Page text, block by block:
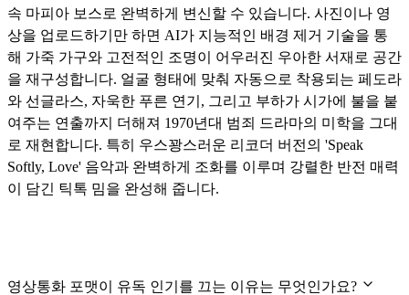
속 마피아 보스로 완벽하게 변신할 수 있습니다. 사진이나 영
상을 업로드하기만 하면 AI가 지능적인 배경 제거 기술을 통
해 가죽 가구와 고전적인 조명이 어우러진 우아한 서재로 공간
을 재구성합니다. 얼굴 형태에 맞춰 자동으로 착용되는 페도라
와 선글라스, 자욱한 푸른 연기, 그리고 부하가 시가에 불을 붙
여주는 연출까지 더해져 1970년대 범죄 드라마의 미학을 그대
로 재현합니다. 특히 우스꽝스러운 리코더 버전의 'Speak
Softly, Love' 음악과 완벽하게 조화를 이루며 강렬한 반전 매력
이 담긴 틱톡 밈을 완성해 줍니다.
영상통화 포맷이 유독 인기를 끄는 이유는 무엇인가요?